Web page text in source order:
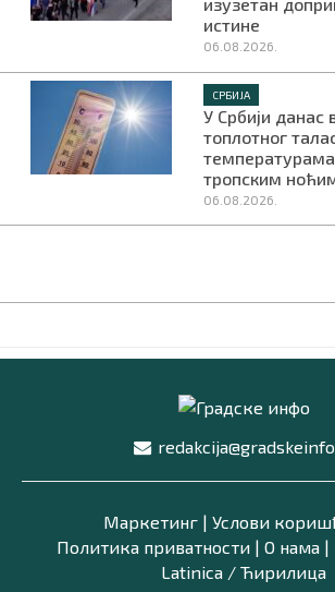
изузетан
истине
06.08.2026.
СРБИЈА
У Србији данас
топлотног
тропским
06.08.2026.
Маркетинг| Услови
Политика приватности| О нама|
Latinica / Ћирилица